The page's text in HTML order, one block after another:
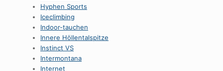
Hyphen Sports
Iceclimbing
Indoor-tauchen
Innere Höllentalspitze
Instinct VS
Intermontana
Internet